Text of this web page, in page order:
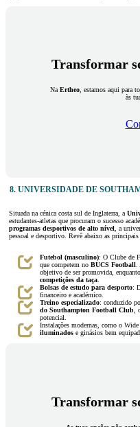
Transformar
Na Ertheo , estamos aqui para
às
8. UNIVERSIDADE DE
Situada na cénica costa sul de Inglaterra, a
estudantes-atletas que procuram o sucesso
programas desportivos de alto nível , a
pessoal e desportivo. Revê abaixo as principais
Futebol (masculino): O Clube de
que competem no BUCS Football
objetivo de ser promovida,
competições da taça
Bolsas de estudo para desporto:
financeiro e académico.
Treino especializado: conduzido
do Southampton Football Club
potencial.
Instalações modernas, como o
iluminados e ginásios bem
Transformar